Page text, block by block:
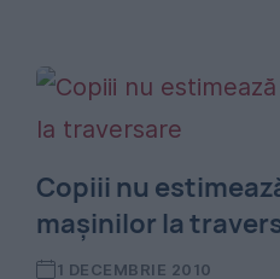
Copiii nu
maşinilor la
1 DECEMBRIE 2010